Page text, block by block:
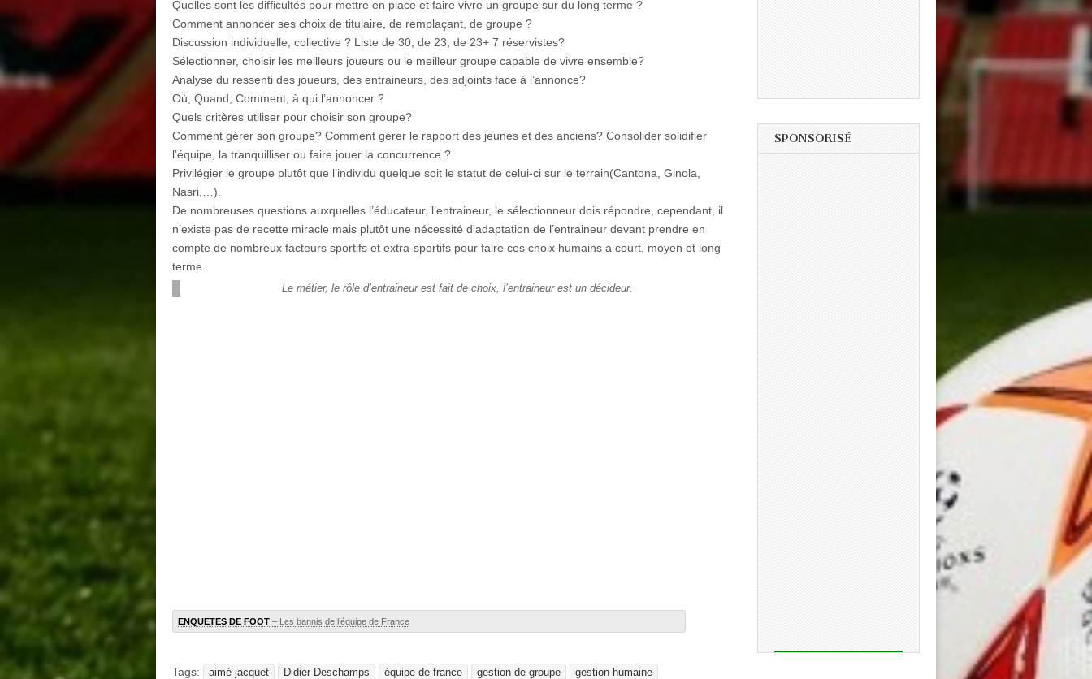
Quelles sont les difficultés pour mettre en place et faire vivre un groupe sur du long terme ?
Comment annoncer ses choix de titulaire, de remplaçant, de groupe ?
Discussion individuelle, collective ? Liste de 30, de 23, de 23+ 7 réservistes?
Sélectionner, choisir les meilleurs joueurs ou le meilleur groupe capable de vivre ensemble?
Analyse du ressenti des joueurs, des entraineurs, des adjoints face à l’annonce?
Où, Quand, Comment, à qui l’annoncer ?
Quels critères utiliser pour choisir son groupe?
Comment gérer son groupe? Comment gérer le rapport des jeunes et des anciens? Consolider solidifier
l’équipe, la tranquilliser ou faire jouer la concurrence ?
Privilégier le groupe plutôt que l’individu quelque soit le statut de celui-ci sur le terrain(Cantona, Ginola,
Nasri,…).
De nombreuses questions auxquelles l’éducateur, l’entraineur, le sélectionneur dois répondre, cependant, il
n’existe pas de recette miracle mais plutôt une nécessité d’adaptation de l’entraineur devant prendre en
compte de nombreux facteurs sportifs et extra-sportifs pour faire ces choix humains a court, moyen et long
terme.
Le métier, le rôle d’entraineur est fait de choix, l’entraineur est un décideur.
ENQUETES DE FOOT – Les bannis de l’équipe de France
Tags: aimé jacquet Didier Deschamps équipe de france gestion de groupe
gestion humaine
SPONSORISÉ